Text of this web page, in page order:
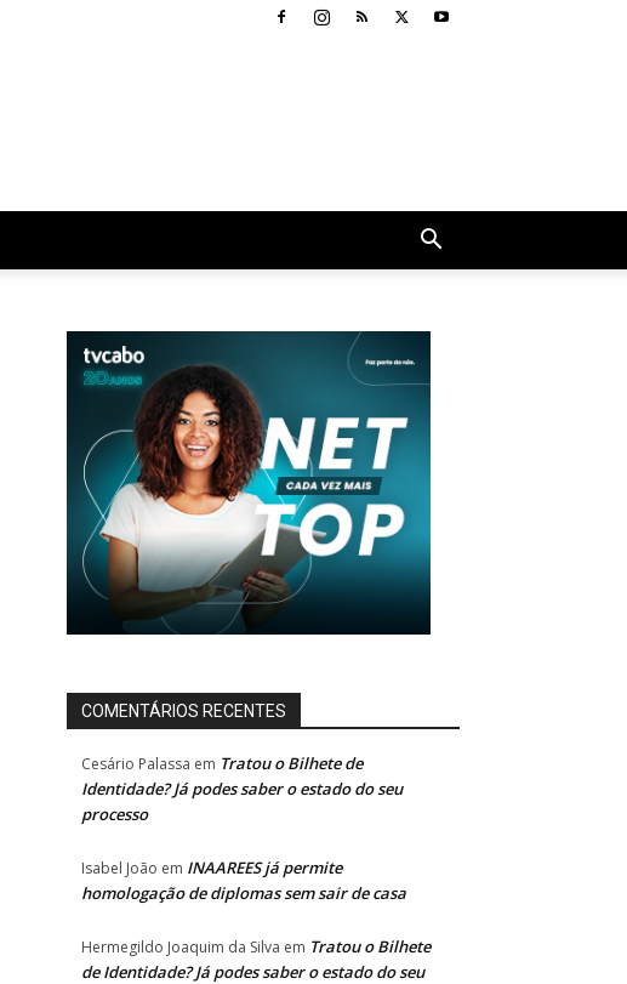
COMENTÁRIOS RECENTES
Cesário Palassa em Tratou o Bilhete de
Identidade? Já podes saber o estado do seu
processo
Isabel João em INAAREES já permite
homologação de diplomas sem sair de casa
Hermegildo Joaquim da Silva em Tratou o Bilhete
de Identidade? Já podes saber o estado do seu